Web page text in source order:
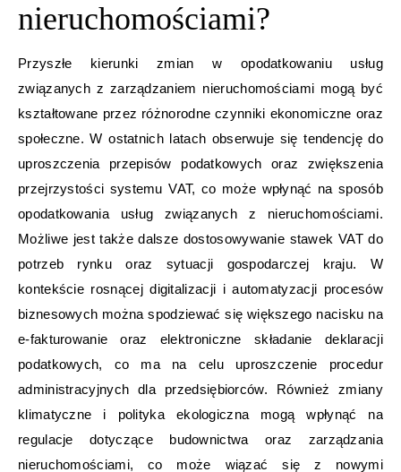
nieruchomościami?
Przyszłe kierunki zmian w opodatkowaniu usług
związanych z zarządzaniem nieruchomościami mogą być
kształtowane przez różnorodne czynniki ekonomiczne oraz
społeczne. W ostatnich latach obserwuje się tendencję do
uproszczenia przepisów podatkowych oraz zwiększenia
przejrzystości systemu VAT, co może wpłynąć na sposób
opodatkowania usług związanych z nieruchomościami.
Możliwe jest także dalsze dostosowywanie stawek VAT do
potrzeb rynku oraz sytuacji gospodarczej kraju. W
kontekście rosnącej digitalizacji i automatyzacji procesów
biznesowych można spodziewać się większego nacisku na
e-fakturowanie oraz elektroniczne składanie deklaracji
podatkowych, co ma na celu uproszczenie procedur
administracyjnych dla przedsiębiorców. Również zmiany
klimatyczne i polityka ekologiczna mogą wpłynąć na
regulacje dotyczące budownictwa oraz zarządzania
nieruchomościami, co może wiązać się z nowymi